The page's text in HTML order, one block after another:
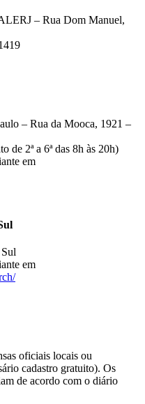
– Rua Dom Manuel,
– Rua da Mooca, 1921 –
de 2ª a 6ª das 8h às 20h)
em
em
oficiais locais ou
cadastro gratuito). Os
de acordo com o diário